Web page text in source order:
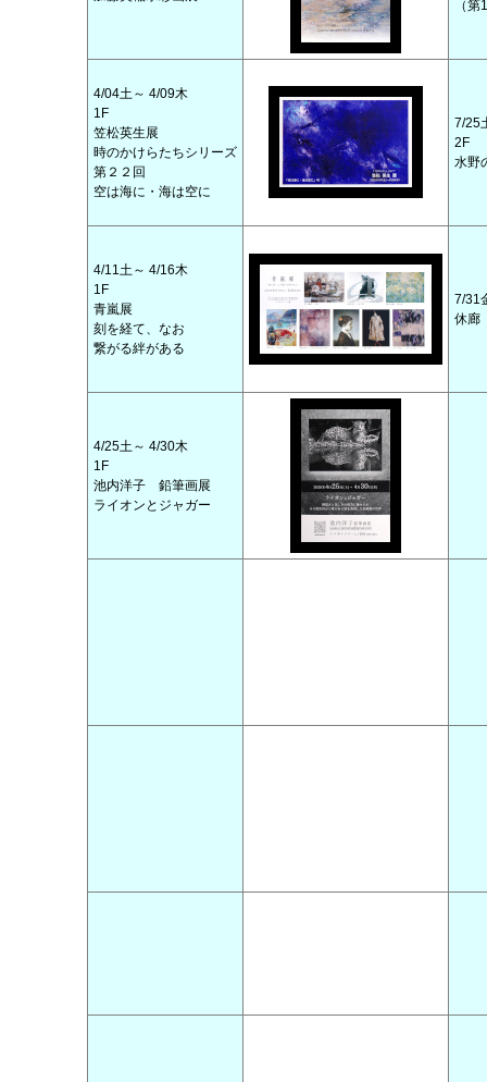
（
4/04土～ 4/09木
1F
笠松英生展
時のかけらたちシリーズ
第２２回
空は海に・海は空に
7/25
2F
水野
4/11土～ 4/16木
1F
青嵐展
刻を経て、なお
繋がる絆がある
7/31
休廊
4/25土～ 4/30木
1F
池内洋子 鉛筆画展
ライオンとジャガー